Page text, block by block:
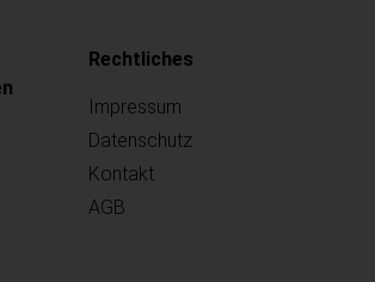
Rechtliches
Impressum
Datenschutz
Kontakt
AGB